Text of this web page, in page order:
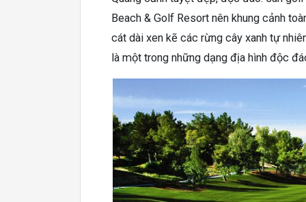
Beach & Golf Resort nên khung cảnh
cát dài xen kẽ các rừng cây xanh tự
là một trong những dạng địa hình độc